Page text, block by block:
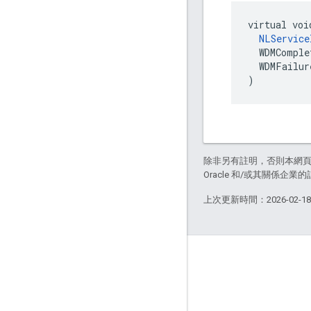
virtual
)
除非另有註明，否則本網
Oracle 和/或其關係企業的
上次更新時間：2026-02-